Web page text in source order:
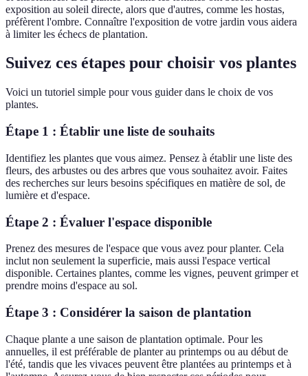
exposition au soleil directe, alors que d'autres, comme les hostas,
préfèrent l'ombre. Connaître l'exposition de votre jardin vous aidera
à limiter les échecs de plantation.
Suivez ces étapes pour choisir vos plantes
Voici un tutoriel simple pour vous guider dans le choix de vos
plantes.
Étape 1 : Établir une liste de souhaits
Identifiez les plantes que vous aimez. Pensez à établir une liste des
fleurs, des arbustes ou des arbres que vous souhaitez avoir. Faites
des recherches sur leurs besoins spécifiques en matière de sol, de
lumière et d'espace.
Étape 2 : Évaluer l'espace disponible
Prenez des mesures de l'espace que vous avez pour planter. Cela
inclut non seulement la superficie, mais aussi l'espace vertical
disponible. Certaines plantes, comme les vignes, peuvent grimper et
prendre moins d'espace au sol.
Étape 3 : Considérer la saison de plantation
Chaque plante a une saison de plantation optimale. Pour les
annuelles, il est préférable de planter au printemps ou au début de
l'été, tandis que les vivaces peuvent être plantées au printemps et à